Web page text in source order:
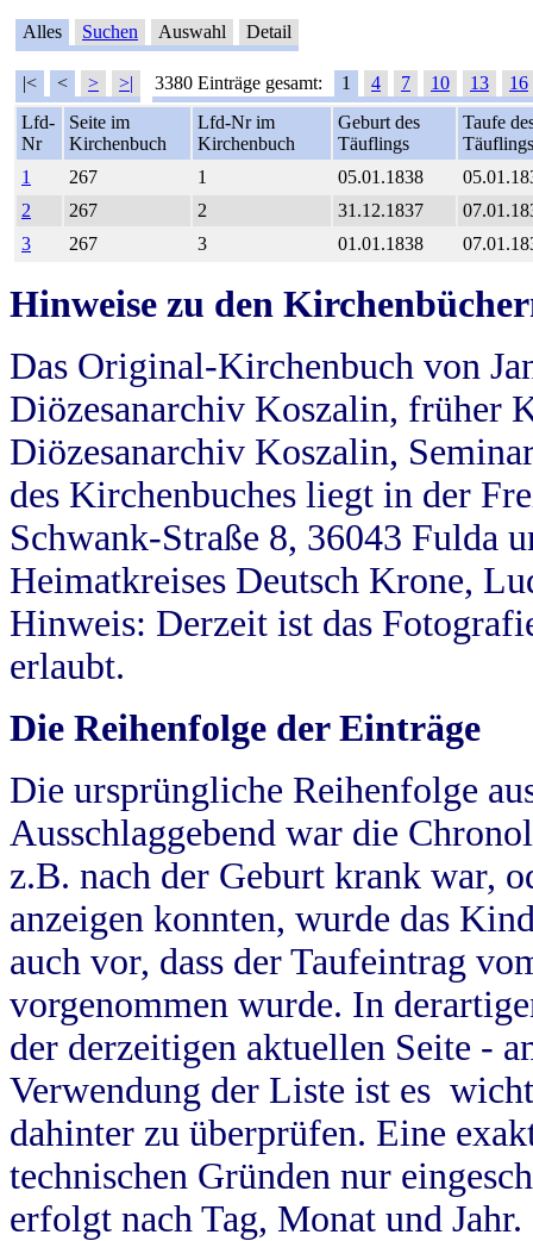
Alles Suchen Auswahl Detail
|< < > >| 3380 Einträge gesamt: 1 4 7 10 13
16
Lfd-
Nr
Seite im
Kirchenbuch
Lfd-Nr im
Kirchenbuch
Geburt des
Täuflings
Taufe
Täuflings
1
267 1 05.01.1838
2
267 2 31.12.1837
3
267 3 01.01.1838
Hinweise zu den
Das Original-Kirchenbuch von
Diözesanarchiv Koszalin, früher
Diözesanarchiv Koszalin,
des Kirchenbuches liegt in der
Schwank-Straße 8, 36043 Fulda
Heimatkreises Deutsch Krone,
Hinweis: Derzeit ist das
erlaubt.
Die Reihenfolge der Einträge
Die ursprüngliche Reihenfolge
Ausschlaggebend war die
z.B. nach der Geburt krank war,
anzeigen konnten, wurde das
auch vor, dass der Taufeintrag
vorgenommen wurde. In
der derzeitigen aktuellen Seite -
Verwendung der Liste ist es
dahinter zu überprüfen. Eine
technischen Gründen nur
erfolgt nach Tag, Monat und Jahr.